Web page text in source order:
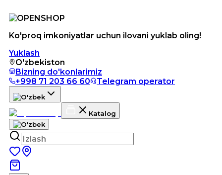
Ko'proq imkoniyatlar uchun ilovani yuklab oling!
Yuklash
O'zbekiston
Bizning do'konlarimiz
+998 71 203 66 60
Telegram operator
Katalog